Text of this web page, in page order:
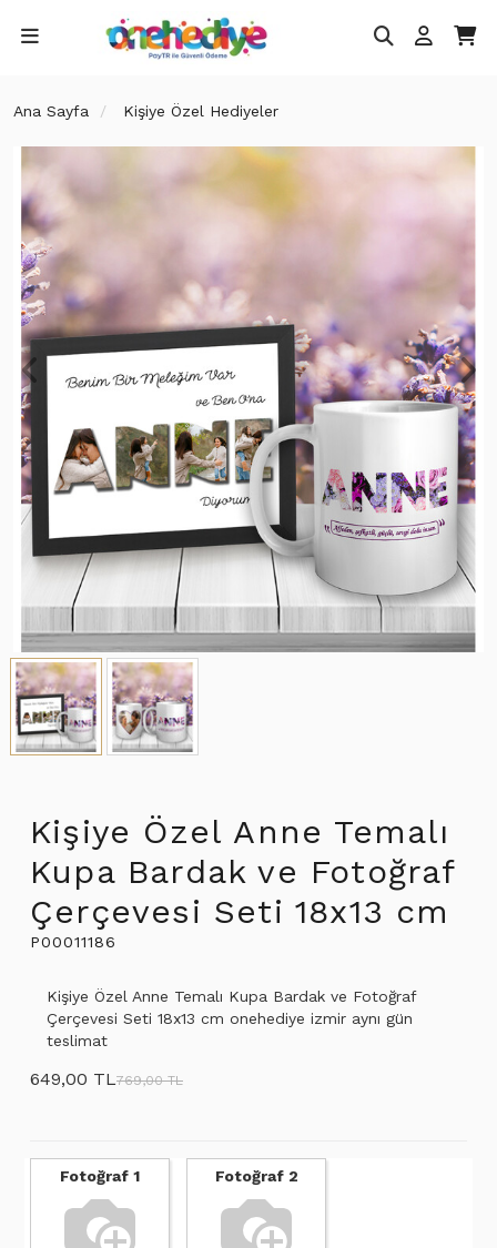
Ana Sayfa Kişiye Özel Hediyeler
Kişiye Özel Anne Temalı
Kupa Bardak ve Fotoğraf
Çerçevesi Seti 18x13 cm
P00011186
Kişiye Özel Anne Temalı Kupa Bardak ve Fotoğraf
Çerçevesi Seti 18x13 cm onehediye izmir aynı gün
teslimat
649,00 TL769,00 TL
Fotoğraf 1 Fotoğraf 2